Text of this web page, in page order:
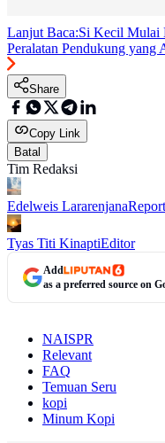
Lanjut Baca:Si Kecil Mulai
Peralatan Pendukung yang
Share
Copy Link
Batal
Tim Redaksi
Edelweis Lararenjana
Tyas Titi KinaptiEditor
Add
as a preferred source on
NAISPR
Relevant
FAQ
Temuan Seru
kopi
Minum Kopi